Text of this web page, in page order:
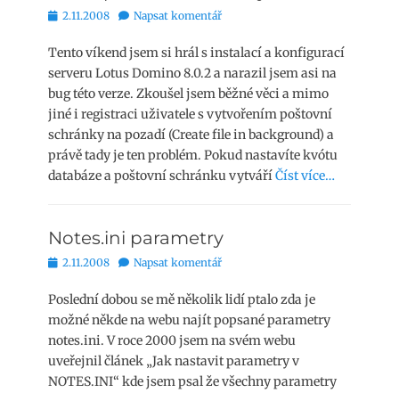
Publikováno
2.11.2008 Napsat komentář
Tento víkend jsem si hrál s instalací a konfigurací
serveru Lotus Domino 8.0.2 a narazil jsem asi na
bug této verze. Zkoušel jsem běžné věci a mimo
jiné i registraci uživatele s vytvořením poštovní
schránky na pozadí (Create file in background) a
právě tady je ten problém. Pokud nastavíte kvótu
databáze a poštovní schránku vytváříČíst více…
Notes.ini parametry
Publikováno
2.11.2008 Napsat komentář
Poslední dobou se mě několik lidí ptalo zda je
možné někde na webu najít popsané parametry
notes.ini. V roce 2000 jsem na svém webu
uveřejnil článek „Jak nastavit parametry v
NOTES.INI“ kde jsem psal že všechny parametry